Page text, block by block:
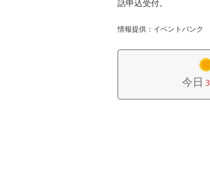
話申込受付。
情報提供：イベントバンク
今日